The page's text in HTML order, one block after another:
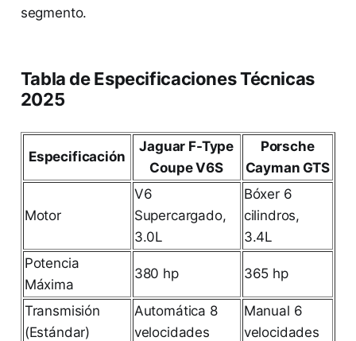
segmento.
Tabla de Especificaciones Técnicas
2025
Especificación
Jaguar F-Type
Coupe V6S
Porsche
Cayman GTS
Motor
V6
Supercargado,
3.0L
Bóxer 6
cilindros,
3.4L
Potencia
Máxima
380 hp 365 hp
Transmisión
(Estándar)
Automática 8
velocidades
Manual 6
velocidades